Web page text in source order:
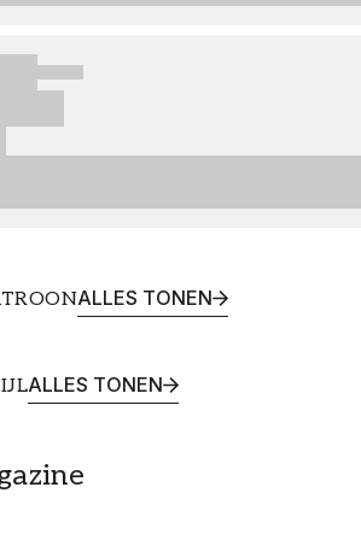
ALLES TONEN
ALLES TONEN